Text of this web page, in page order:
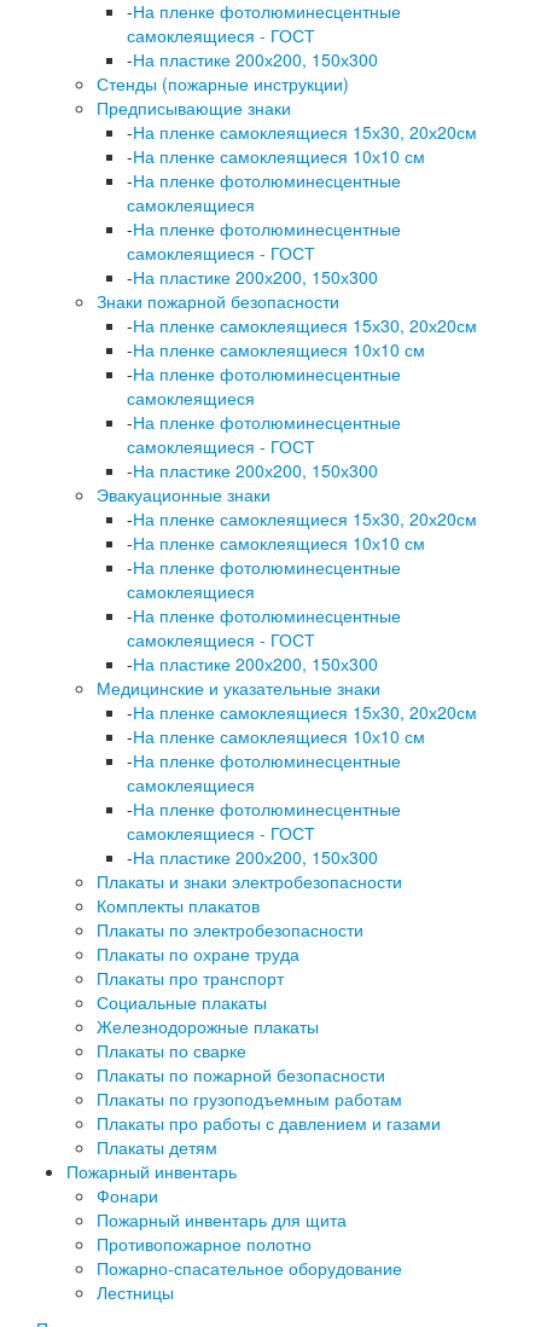
-На пленке фотолюминесцентные
самоклеящиеся - ГОСТ
-На пластике 200х200, 150х300
Стенды (пожарные инструкции)
Предписывающие знаки
-На пленке самоклеящиеся 15х30, 20х20см
-На пленке самоклеящиеся 10х10 см
-На пленке фотолюминесцентные
самоклеящиеся
-На пленке фотолюминесцентные
самоклеящиеся - ГОСТ
-На пластике 200х200, 150х300
Знаки пожарной безопасности
-На пленке самоклеящиеся 15х30, 20х20см
-На пленке самоклеящиеся 10х10 см
-На пленке фотолюминесцентные
самоклеящиеся
-На пленке фотолюминесцентные
самоклеящиеся - ГОСТ
-На пластике 200х200, 150х300
Эвакуационные знаки
-На пленке самоклеящиеся 15х30, 20х20см
-На пленке самоклеящиеся 10х10 см
-На пленке фотолюминесцентные
самоклеящиеся
-На пленке фотолюминесцентные
самоклеящиеся - ГОСТ
-На пластике 200х200, 150х300
Медицинские и указательные знаки
-На пленке самоклеящиеся 15х30, 20х20см
-На пленке самоклеящиеся 10х10 см
-На пленке фотолюминесцентные
самоклеящиеся
-На пленке фотолюминесцентные
самоклеящиеся - ГОСТ
-На пластике 200х200, 150х300
Плакаты и знаки электробезопасности
Комплекты плакатов
Плакаты по электробезопасности
Плакаты по охране труда
Плакаты про транспорт
Социальные плакаты
Железнодорожные плакаты
Плакаты по сварке
Плакаты по пожарной безопасности
Плакаты по грузоподъемным работам
Плакаты про работы с давлением и газами
Плакаты детям
Пожарный инвентарь
Фонари
Пожарный инвентарь для щита
Противопожарное полотно
Пожарно-спасательное оборудование
Лестницы